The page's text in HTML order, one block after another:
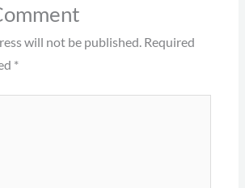
will not be published. Required
*